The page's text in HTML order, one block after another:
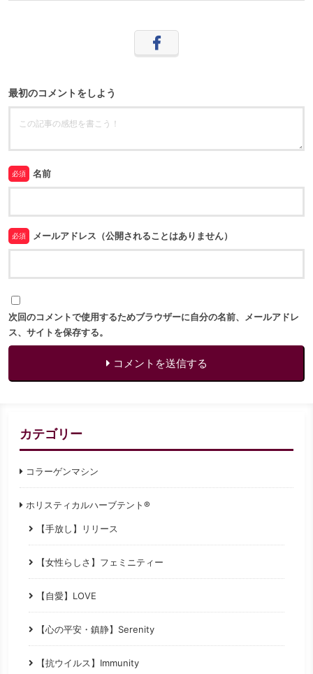
最初のコメントをしよう
必須 名前
必須 メールアドレス（公開されることはありません）
次回のコメントで使用するためブラウザーに自分の名前、メールアドレ
ス、サイトを保存する。
コメントを送信する
カテゴリー
コラーゲンマシン
ホリスティカルハーブテント®
【手放し】リリース
【女性らしさ】フェミニティー
【自愛】LOVE
【心の平安・鎮静】Serenity
【抗ウイルス】Immunity